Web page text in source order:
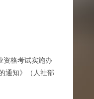
资格考试实施办
通知》（人社部